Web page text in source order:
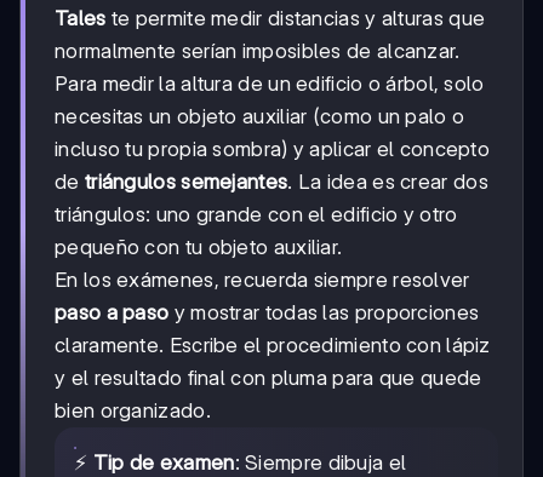
Tales te permite medir distancias y alturas que
normalmente serían imposibles de alcanzar.
Para medir la altura de un edificio o árbol, solo
necesitas un objeto auxiliar (como un palo o
incluso tu propia sombra) y aplicar el concepto
de triángulos semejantes. La idea es crear dos
triángulos: uno grande con el edificio y otro
pequeño con tu objeto auxiliar.
En los exámenes, recuerda siempre resolver
paso a paso y mostrar todas las proporciones
claramente. Escribe el procedimiento con lápiz
y el resultado final con pluma para que quede
bien organizado.
⚡ Tip de examen: Siempre dibuja el